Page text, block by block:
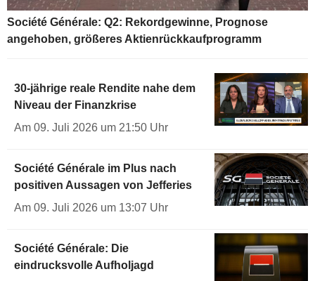
Société Générale: Q2: Rekordgewinne, Prognose
angehoben, größeres Aktienrückkaufprogramm
30-jährige reale Rendite nahe dem
Niveau der Finanzkrise
Am 09. Juli 2026 um 21:50 Uhr
Société Générale im Plus nach
positiven Aussagen von Jefferies
Am 09. Juli 2026 um 13:07 Uhr
Société Générale: Die
eindrucksvolle Aufholjagd